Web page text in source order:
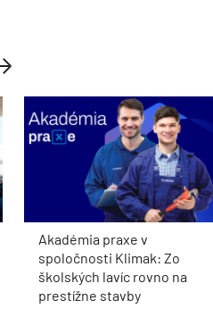
Akadémia praxe v
spoločnosti Klimak: Zo
školských lavíc rovno na
prestížne stavby